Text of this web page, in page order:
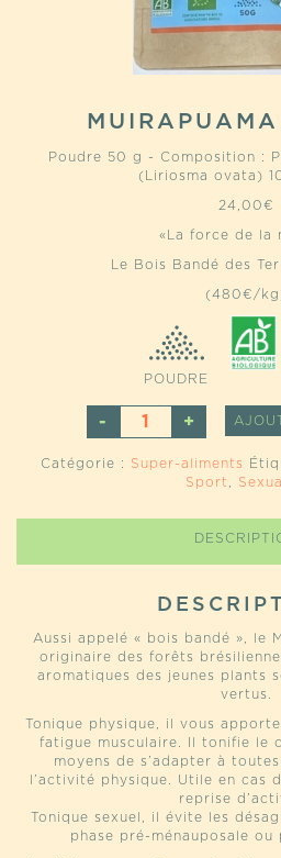
Poudre 50 g - Composition :
(Liriosma ovata)
24,00€
«La force de la
Le Bois Bandé des
(480€/
POUDRE
QUANTITÉ
POUDRE
Catégorie : Super-aliments
Sport
Aussi appelé « bois bandé », le
originaire des forêts
aromatiques des jeunes plants
vertus.
Tonique physique, il vous
fatigue musculaire. Il tonifie le
moyens de s’adapter à
l’activité physique. Utile en cas
reprise
Tonique sexuel, il évite les
phase pré-ménauposale ou